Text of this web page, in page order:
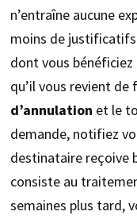
n’entraîne aucune
moins de
dont vous
qu’il vous revient de
d’annulation et le
demande, notifiez
destinataire reçoive
consiste au
semaines plus tard,